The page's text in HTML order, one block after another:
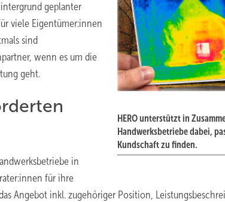
HERO unterstützt in
Handwerksbetriebe dabei,
Kundschaft zu finden.
geplanter
viele Eigentümer:innen
sind
wenn es um die
geht.
in
für ihre
Angebot inkl. zugehöriger Position,